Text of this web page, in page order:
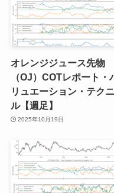
オレンジジュース先物
（OJ）COTレポート・
リュエーション・テク
ル【週足】
2025年10月19日